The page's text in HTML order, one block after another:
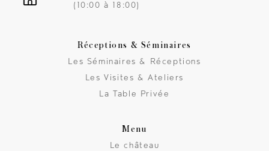
(10:00 à 18:00)
Réceptions & Séminaires
Les Séminaires & Réceptions
Les Visites & Ateliers
La Table Privée
Menu
Le château